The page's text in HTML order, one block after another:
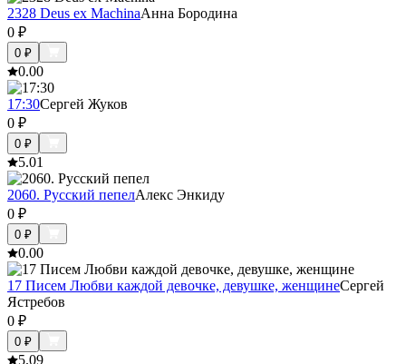
2328 Deus ex MachinaАнна Бородина
0 ₽
0 ₽
0.00
17:30Сергей Жуков
0 ₽
0 ₽
5.01
2060. Русский пепелАлекс Энкиду
0 ₽
0 ₽
0.00
17 Писем Любви каждой девочке, девушке, женщинеСергей
Ястребов
0 ₽
0 ₽
5.09